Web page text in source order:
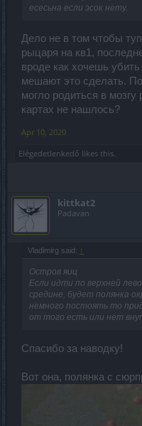
есесьна если эсок нету.
Дело не в том чтобы
рыцаря на кв1,
вроде как хочешь
мешают это сделать.
могло родиться в мозгу
картах не нашлось?
Apr 10, 2020
Elégedetlenkedő likes this.
kittkat2
Padavan
Vladimirg said: ↑
Остров яиц
Если идти по верхней
средине, будет полянка
немного постоять то
от того есть или нет
Спасибо за наводку!
Вот она, полянка с